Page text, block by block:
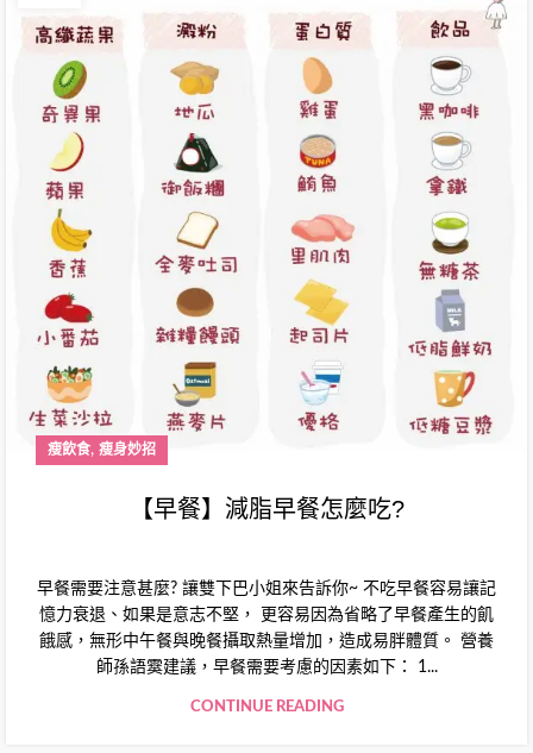
瘦飲食, 瘦身妙招
【早餐】減脂早餐怎麼吃?
早餐需要注意甚麼? 讓雙下巴小姐來告訴你~ 不吃早餐容易讓記
憶力衰退、如果是意志不堅， 更容易因為省略了早餐產生的飢
餓感，無形中午餐與晚餐攝取熱量增加，造成易胖體質。 營養
師孫語霙建議，早餐需要考慮的因素如下： 1...
CONTINUE READING